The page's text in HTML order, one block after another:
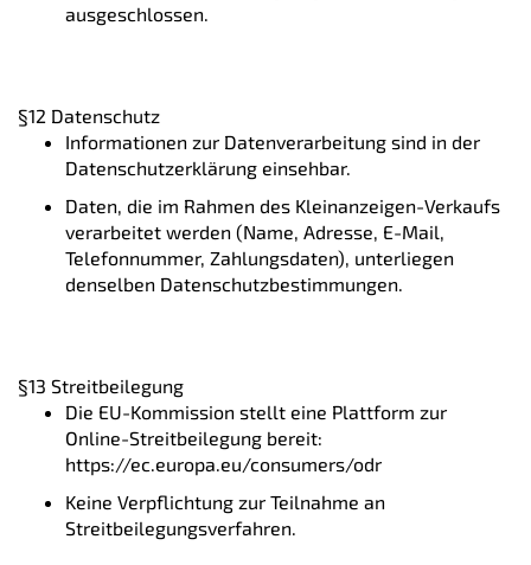
ausgeschlossen.
§12 Datenschutz
Informationen zur Datenverarbeitung sind in der
Datenschutzerklärung einsehbar.
Daten, die im Rahmen des Kleinanzeigen-Verkaufs
verarbeitet werden (Name, Adresse, E-Mail,
Telefonnummer, Zahlungsdaten), unterliegen
denselben Datenschutzbestimmungen.
§13 Streitbeilegung
Die EU-Kommission stellt eine Plattform zur
Online-Streitbeilegung bereit:
https://ec.europa.eu/consumers/odr
Keine Verpflichtung zur Teilnahme an
Streitbeilegungsverfahren.